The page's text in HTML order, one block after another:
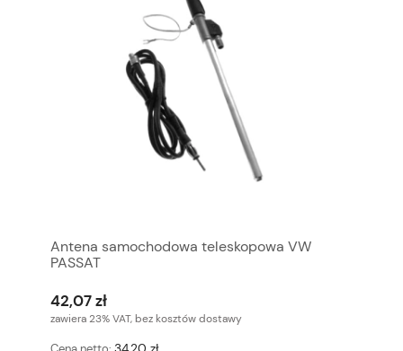
Antena samochodowa teleskopowa VW
PASSAT
42,07 zł
zawiera 23% VAT, bez kosztów dostawy